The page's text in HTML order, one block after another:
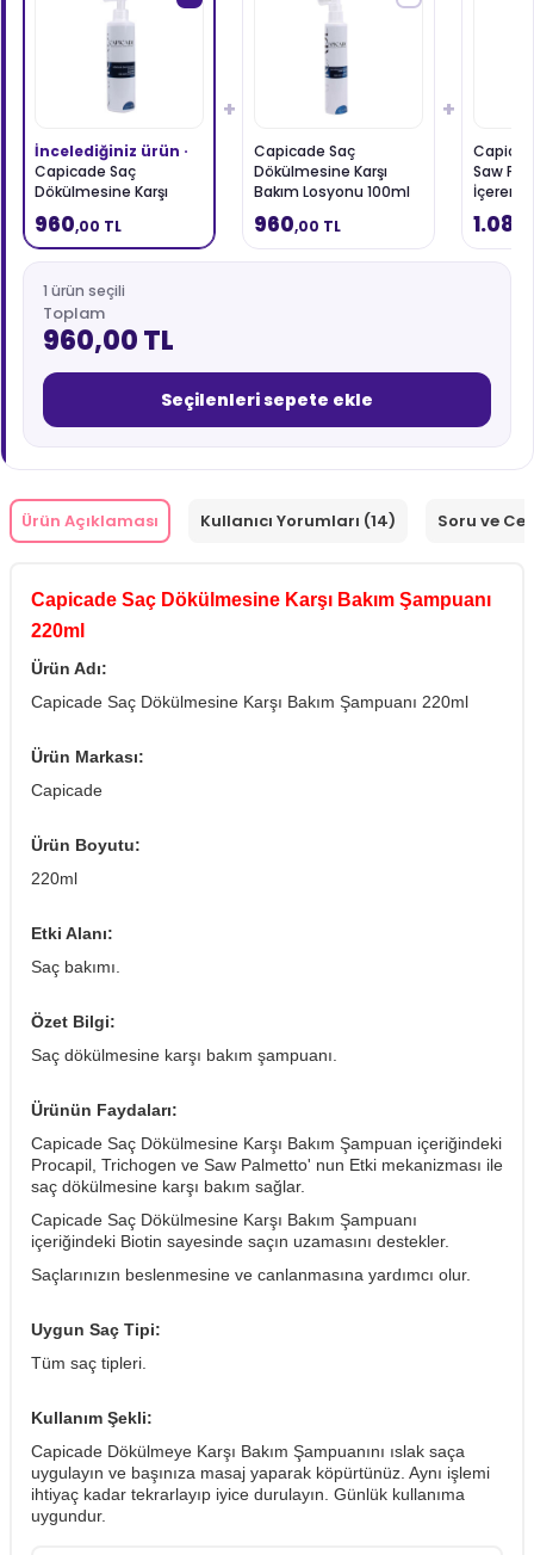
İncelediğiniz ürün ·
Capicade Saç
Dökülmesine Karşı
Bakım Şampuanı
220ml
960,00 TL
+
Capicade Saç
Dökülmesine Karşı
Bakım Losyonu 100ml
960,00 TL
+
Saw
İçeren
Gıda
1.080
1 ürün seçili
Toplam
960,00 TL
Seçilenleri sepete ekle
Ürün Açıklaması Kullanıcı Yorumları (14) Soru ve
Capicade Saç Dökülmesine Karşı Bakım Şampuanı
220ml
Ürün Adı:
Capicade Saç Dökülmesine Karşı Bakım Şampuanı 220ml
Ürün Markası:
Capicade
Ürün Boyutu:
220ml
Etki Alanı:
Saç bakımı.
Özet Bilgi:
Saç dökülmesine karşı bakım şampuanı.
Ürünün Faydaları:
Capicade Saç Dökülmesine Karşı Bakım Şampuan içeriğindeki
Procapil, Trichogen ve Saw Palmetto' nun Etki mekanizması ile
saç dökülmesine karşı bakım sağlar.
Capicade Saç Dökülmesine Karşı Bakım Şampuanı
içeriğindeki Biotin sayesinde saçın uzamasını destekler.
Saçlarınızın beslenmesine ve canlanmasına yardımcı olur.
Uygun Saç Tipi:
Tüm saç tipleri.
Kullanım Şekli:
Capicade Dökülmeye Karşı Bakım Şampuanını ıslak saça
uygulayın ve başınıza masaj yaparak köpürtünüz. Aynı işlemi
ihtiyaç kadar tekrarlayıp iyice durulayın. Günlük kullanıma
uygundur.